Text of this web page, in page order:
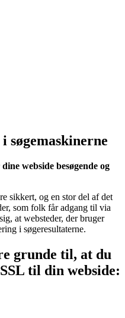
søgemaskinerne
webside besøgende og
sikkert, og en stor del af det
som folk får adgang til via
at websteder, der bruger
i søgeresultaterne.
grunde til, at du
til din webside: